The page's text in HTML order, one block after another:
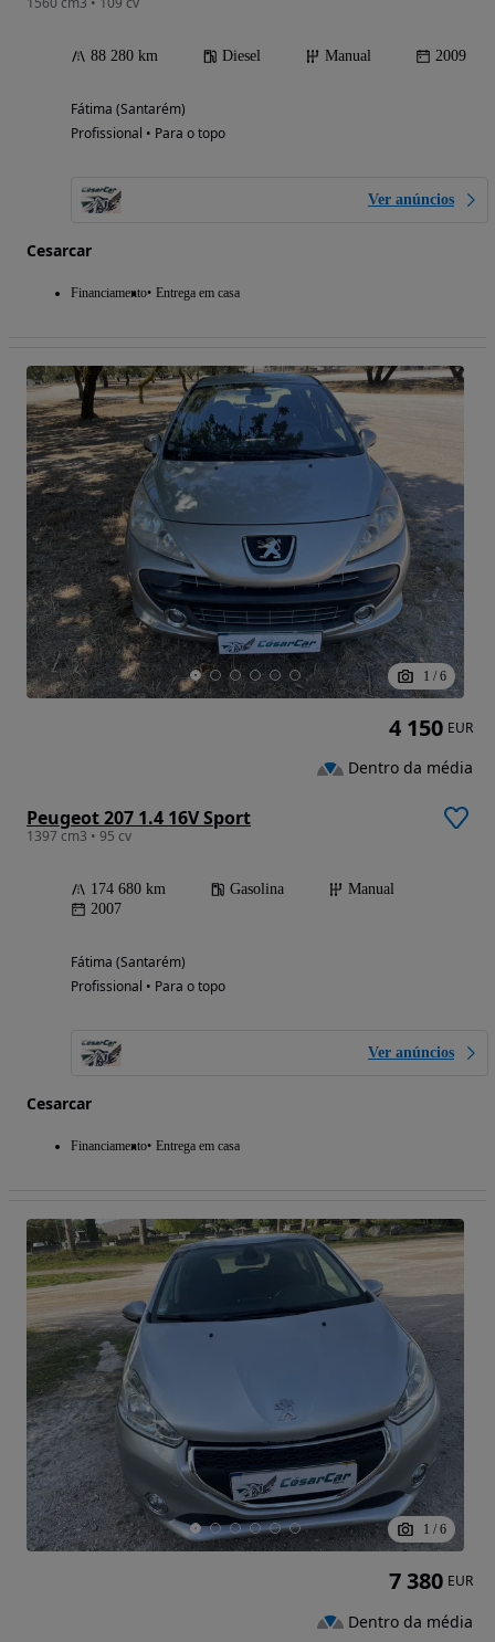
88 280 km Diesel Manual 2009
Fátima (Santarém)
Profissional • Para o topo
Ver anúncios
Cesarcar
Financiamento Entrega em casa
1 / 6
Peugeot 207 1.4 16V Sport
1397 cm3 • 95 cv
174 680 km Gasolina
Manual
2007
Fátima (Santarém)
Profissional • Para o topo
Ver anúncios
Cesarcar
Financiamento Entrega em casa
4 150 EUR
Dentro da média
1 / 6
7 380 EUR
Dentro da média